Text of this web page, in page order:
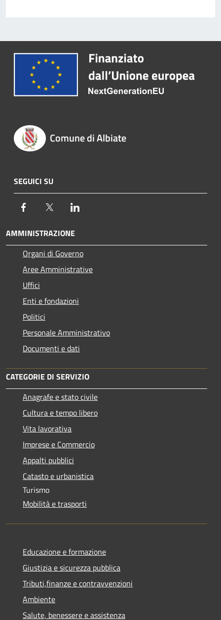
Comune di Albiate
SEGUICI SU
Facebook Twitter
AMMINISTRAZIONE
Organi di Governo
Aree Amministrative
Uffici
Enti e fondazioni
Politici
Personale Amministrativo
Documenti e dati
CATEGORIE DI SERVIZIO
Anagrafe e stato civile
Cultura e tempo libero
Vita lavorativa
Imprese e Commercio
Appalti pubblici
Catasto e urbanistica
Turismo
Mobilità e trasporti
Educazione e formazione
Giustizia e sicurezza pubblica
Tributi,finanze e contravvenzioni
Ambiente
Salute, benessere e assistenza